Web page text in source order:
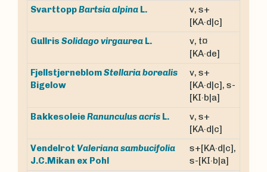
SvarttoppBartsia alpina L.
v, s+
[KA·d|c]
Gullris Solidago virgaurea L.
v, t¤
[KA·de]
FjellstjerneblomStellaria borealis
Bigelow
v, s+
[KA·d|c], s-
[KI·b|a]
BakkesoleieRanunculus acris L.
v, s+
[KA·d|c]
Vendelrot Valeriana sambucifolia
J.C.Mikan ex Pohl
s+[KA·d|c],
s-[KI·b|a]